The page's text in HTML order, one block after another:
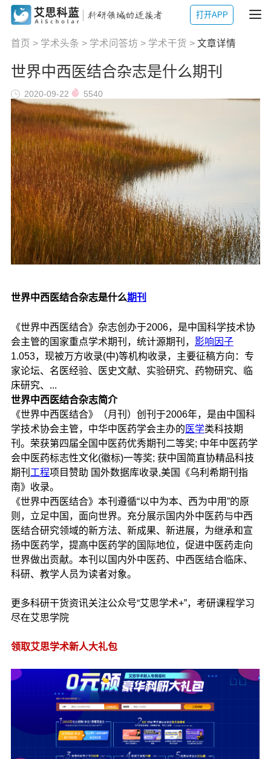
打开APP
首页 > 学术头条 > 学术问答坊 > 学术干货 > 文章详情
世界中西医结合杂志是什么期刊
2020-09-22 5540
世界中西医结合杂志是什么期刊
《世界中西医结合》杂志创办于2006，是中国科学技术协
会主管的国家重点学术期刊，统计源期刊， 影响因子
1.053，现被万方收录(中)等机构收录，主要征稿方向：专
家论坛、名医经验、医史文献、实验研究、药物研究、临
床研究、...
世界中西医结合杂志简介
《世界中西医结合》（月刊）创刊于2006年，是由中国科
学技术协会主管，中华中医药学会主办的 医学类科技期
刊。荣获第四届全国中医药优秀期刊二等奖; 中年中医药学
会中医药标志性文化(徽标)一等奖; 获中国简直协精品科技
期刊 工程项目赞助 国外数据库收录,美国《乌利希期刊指
南》收录。
《世界中西医结合》本刊遵循“以中为本、西为中用”的原
则，立足中国，面向世界。充分展示国内外中医药与中西
医结合研究领域的新方法、新成果、新进展，为继承和宣
扬中医药学，提高中医药学的国际地位，促进中医药走向
世界做出贡献。本刊以国内外中医药、中西医结合临床、
科研、教学人员为读者对象。
更多科研干货资讯关注公众号“艾思学术+”，考研课程学习
尽在艾思学院
领取艾思学术新人大礼包